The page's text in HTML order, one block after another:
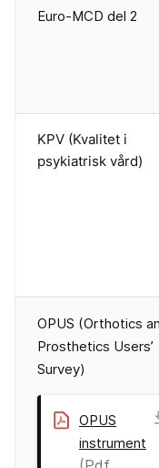
Euro-MCD del 2
KPV (Kvalitet i
psykiatrisk vård)
OPUS (Orthotics
Prosthetics Users’
Survey)
OPUS
instrument